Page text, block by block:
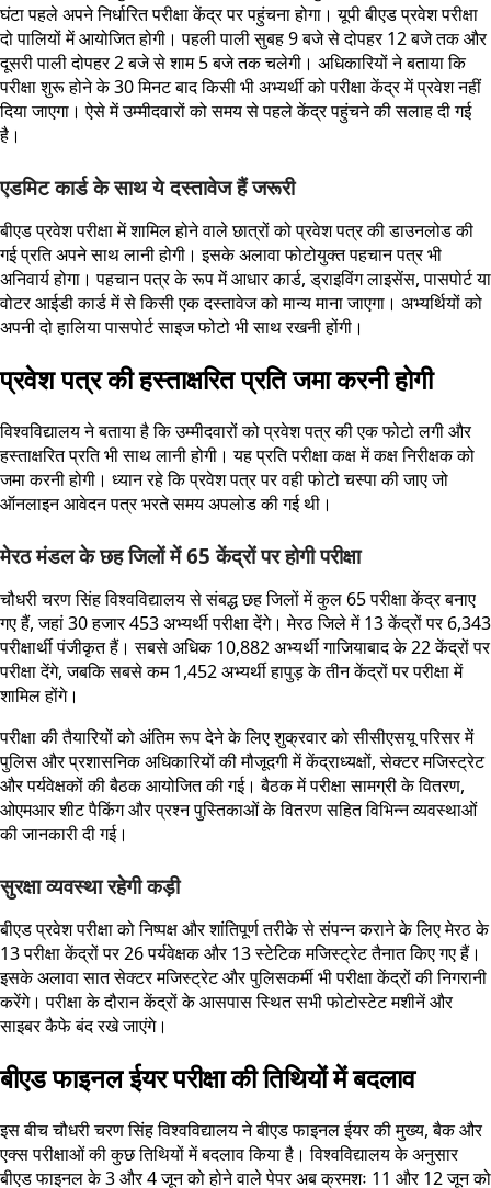
घंटा पहले अपने निर्धारित परीक्षा केंद्र पर पहुंचना होगा। यूपी बीएड प्रवेश परीक्षा
दो पालियों में आयोजित होगी। पहली पाली सुबह 9 बजे से दोपहर 12 बजे तक और
दूसरी पाली दोपहर 2 बजे से शाम 5 बजे तक चलेगी। अधिकारियों ने बताया कि
परीक्षा शुरू होने के 30 मिनट बाद किसी भी अभ्यर्थी को परीक्षा केंद्र में प्रवेश नहीं
दिया जाएगा। ऐसे में उम्मीदवारों को समय से पहले केंद्र पहुंचने की सलाह दी गई
है।
एडमिट कार्ड के साथ ये दस्तावेज हैं जरूरी
बीएड प्रवेश परीक्षा में शामिल होने वाले छात्रों को प्रवेश पत्र की डाउनलोड की
गई प्रति अपने साथ लानी होगी। इसके अलावा फोटोयुक्त पहचान पत्र भी
अनिवार्य होगा। पहचान पत्र के रूप में आधार कार्ड, ड्राइविंग लाइसेंस, पासपोर्ट या
वोटर आईडी कार्ड में से किसी एक दस्तावेज को मान्य माना जाएगा। अभ्यर्थियों को
अपनी दो हालिया पासपोर्ट साइज फोटो भी साथ रखनी होंगी।
प्रवेश पत्र की हस्ताक्षरित प्रति जमा करनी होगी
विश्वविद्यालय ने बताया है कि उम्मीदवारों को प्रवेश पत्र की एक फोटो लगी और
हस्ताक्षरित प्रति भी साथ लानी होगी। यह प्रति परीक्षा कक्ष में कक्ष निरीक्षक को
जमा करनी होगी। ध्यान रहे कि प्रवेश पत्र पर वही फोटो चस्पा की जाए जो
ऑनलाइन आवेदन पत्र भरते समय अपलोड की गई थी।
मेरठ मंडल के छह जिलों में 65 केंद्रों पर होगी परीक्षा
चौधरी चरण सिंह विश्वविद्यालय से संबद्ध छह जिलों में कुल 65 परीक्षा केंद्र बनाए
गए हैं, जहां 30 हजार 453 अभ्यर्थी परीक्षा देंगे। मेरठ जिले में 13 केंद्रों पर 6,343
परीक्षार्थी पंजीकृत हैं। सबसे अधिक 10,882 अभ्यर्थी गाजियाबाद के 22 केंद्रों पर
परीक्षा देंगे, जबकि सबसे कम 1,452 अभ्यर्थी हापुड़ के तीन केंद्रों पर परीक्षा में
शामिल होंगे।
परीक्षा की तैयारियों को अंतिम रूप देने के लिए शुक्रवार को सीसीएसयू परिसर में
पुलिस और प्रशासनिक अधिकारियों की मौजूदगी में केंद्राध्यक्षों, सेक्टर मजिस्ट्रेट
और पर्यवेक्षकों की बैठक आयोजित की गई। बैठक में परीक्षा सामग्री के वितरण,
ओएमआर शीट पैकिंग और प्रश्न पुस्तिकाओं के वितरण सहित विभिन्न व्यवस्थाओं
की जानकारी दी गई।
सुरक्षा व्यवस्था रहेगी कड़ी
बीएड प्रवेश परीक्षा को निष्पक्ष और शांतिपूर्ण तरीके से संपन्न कराने के लिए मेरठ के
13 परीक्षा केंद्रों पर 26 पर्यवेक्षक और 13 स्टेटिक मजिस्ट्रेट तैनात किए गए हैं।
इसके अलावा सात सेक्टर मजिस्ट्रेट और पुलिसकर्मी भी परीक्षा केंद्रों की निगरानी
करेंगे। परीक्षा के दौरान केंद्रों के आसपास स्थित सभी फोटोस्टेट मशीनें और
साइबर कैफे बंद रखे जाएंगे।
बीएड फाइनल ईयर परीक्षा की तिथियों में बदलाव
इस बीच चौधरी चरण सिंह विश्वविद्यालय ने बीएड फाइनल ईयर की मुख्य, बैक और
एक्स परीक्षाओं की कुछ तिथियों में बदलाव किया है। विश्वविद्यालय के अनुसार
बीएड फाइनल के 3 और 4 जून को होने वाले पेपर अब क्रमशः 11 और 12 जून को